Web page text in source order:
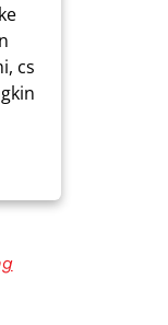
cs